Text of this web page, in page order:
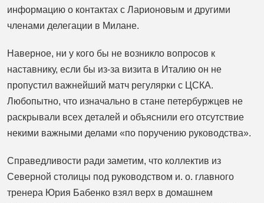
информацию о контактах с Ларионовым и другими
членами делегации в Милане.
Наверное, ни у кого бы не возникло вопросов к
наставнику, если бы из-за визита в Италию он не
пропустил важнейший матч регулярки с ЦСКА.
Любопытно, что изначально в стане петербуржцев не
раскрывали всех деталей и объяснили его отсутствие
некими важными делами «по поручению руководства».
Справедливости ради заметим, что коллектив из
Северной столицы под руководством и. о. главного
тренера Юрия Бабенко взял верх в домашнем